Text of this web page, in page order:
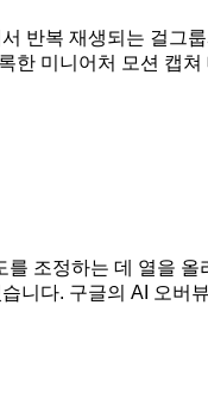
반복 재생되는 걸그
한 미니어처 모션 캡쳐
조정하는 데 열을 올
니다. 구글의 AI 오버